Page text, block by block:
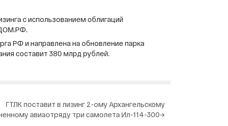
с использованием облигаций
ДОМ.РФ.
РФ и направлена на обновление парка
составит 380 млрд рублей.
ГТЛК поставит в лизинг 2-ому Архангельскому
авиаотряду три самолета Ил-114-300→